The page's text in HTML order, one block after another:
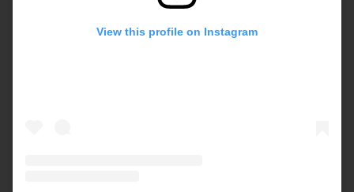
View this profile on Instagram